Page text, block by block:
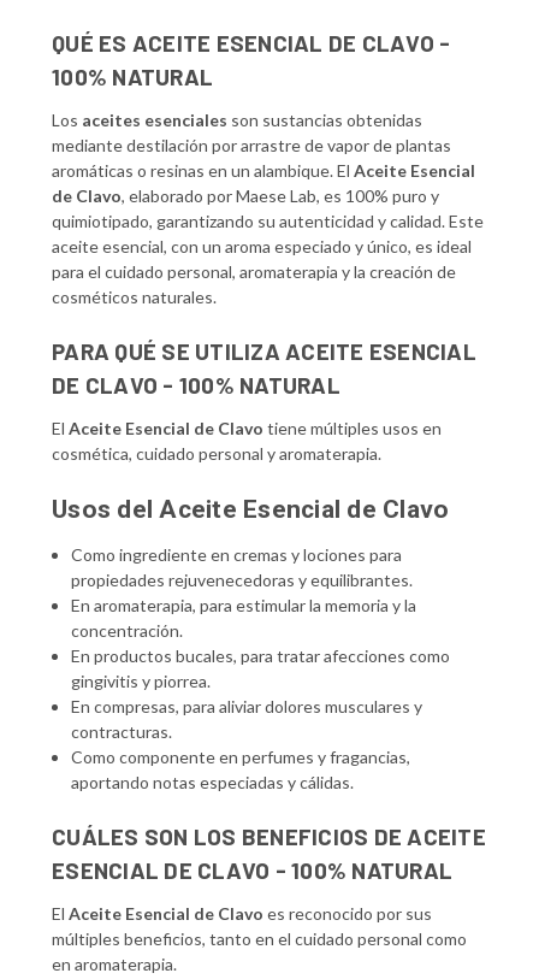
QUÉ ES ACEITE ESENCIAL DE CLAVO -
100% NATURAL
Los aceites esenciales son sustancias obtenidas
mediante destilación por arrastre de vapor de plantas
aromáticas o resinas en un alambique. El Aceite Esencial
de Clavo, elaborado por Maese Lab, es 100% puro y
quimiotipado, garantizando su autenticidad y calidad. Este
aceite esencial, con un aroma especiado y único, es ideal
para el cuidado personal, aromaterapia y la creación de
cosméticos naturales.
PARA QUÉ SE UTILIZA ACEITE ESENCIAL
DE CLAVO - 100% NATURAL
El Aceite Esencial de Clavo tiene múltiples usos en
cosmética, cuidado personal y aromaterapia.
Usos del Aceite Esencial de Clavo
Como ingrediente en cremas y lociones para
propiedades rejuvenecedoras y equilibrantes.
En aromaterapia, para estimular la memoria y la
concentración.
En productos bucales, para tratar afecciones como
gingivitis y piorrea.
En compresas, para aliviar dolores musculares y
contracturas.
Como componente en perfumes y fragancias,
aportando notas especiadas y cálidas.
CUÁLES SON LOS BENEFICIOS DE ACEITE
ESENCIAL DE CLAVO - 100% NATURAL
El Aceite Esencial de Clavo es reconocido por sus
múltiples beneficios, tanto en el cuidado personal como
en aromaterapia.